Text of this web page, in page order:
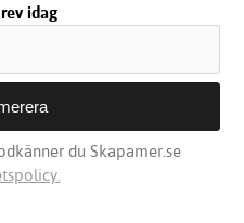
idag
du Skapamer.se